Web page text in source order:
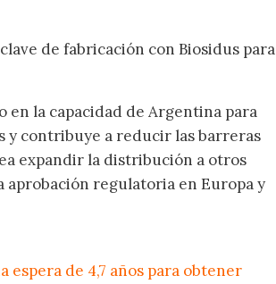
de fabricación con Biosidus para
la capacidad de Argentina para
y contribuye a reducir las barreras
expandir la distribución a otros
aprobación regulatoria en Europa y
de 4,7 años para obtener